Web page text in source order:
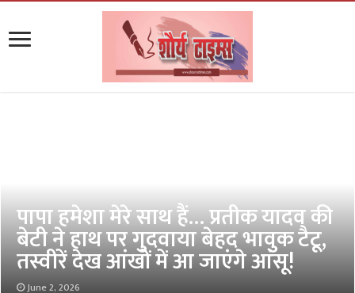
पापा हमेशा मेरे साथ हैं… प्रतीक यादव की
बेटी ने हाथ पर गुदवाया बेहद भावुक टैटू,
तस्वीरें देख आंखों में आ जाएंगे आंसू!
June 2, 2026